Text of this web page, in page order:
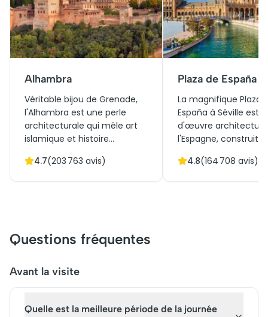
Alhambra
Véritable bijou de Grenade,
l'Alhambra est une perle
architecturale qui mêle art
islamique et histoire
pour l'Alhambra ouvre les
immersion fascinante dans
des siècles de culture et de
le Palais Nasrides et la cour
4.7(203 763 avis)
Plaza de España
La magnifique Plaza
España à Séville est
d'œuvre
l'Espagne, construite
de 1929. Elle allie
site emblématique
4.8(164 708 avis)
Questions fréquentes
Avant la visite
Quelle est la meilleure période de la journée